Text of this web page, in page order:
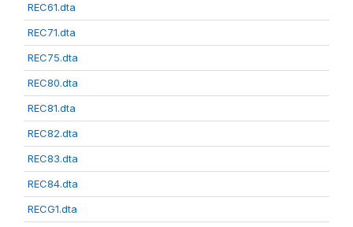
REC61.dta
REC71.dta
REC75.dta
REC80.dta
REC81.dta
REC82.dta
REC83.dta
REC84.dta
RECG1.dta